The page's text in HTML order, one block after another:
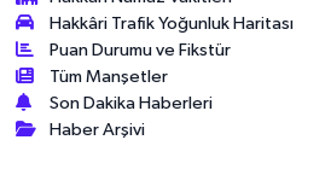
Hakkâri Trafik Yoğunluk Haritası
Puan Durumu ve Fikstür
Tüm Manşetler
Son Dakika Haberleri
Haber Arşivi